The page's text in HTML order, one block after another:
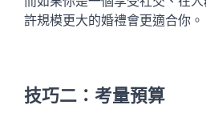
許規模更大的婚禮會更適合你。
技巧二：考量預算